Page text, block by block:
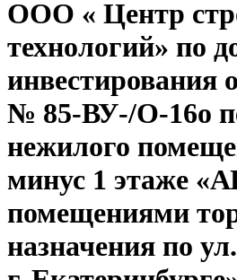
ООО « Центр
технологий» по
инвестирования
№ 85-ВУ-/О-16о
нежилого
минус 1 этаже
помещениями
назначения по